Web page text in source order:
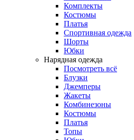
Комплекты
Костюмы
Платья
Спортивная одежда
Шорты
Юбки
Нарядная одежда
Посмотреть всё
Блузки
Джемперы
Жакеты
Комбинезоны
Костюмы
Платья
Топы